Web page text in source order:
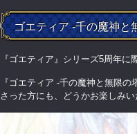
ゴエティア -千の魔神と
『ゴエティア』シリーズ5周年
『ゴエティア -千の魔神と無限
さった方にも、どうかお楽しみい